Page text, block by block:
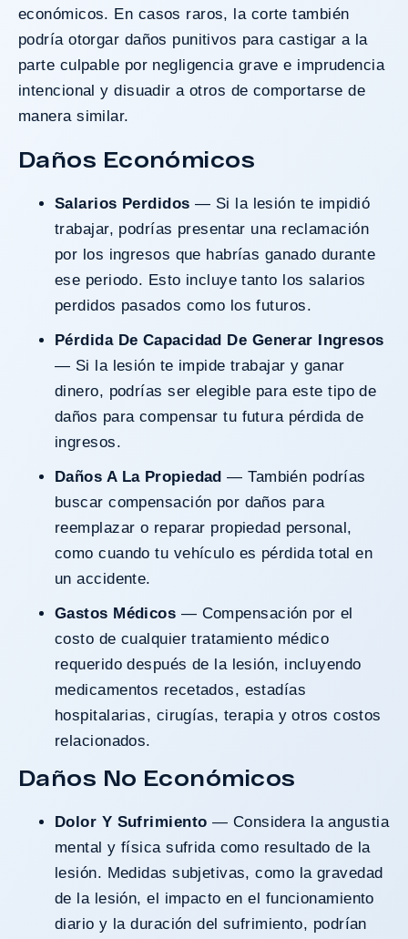
económicos. En casos raros, la corte también
podría otorgar daños punitivos para castigar a la
parte culpable por negligencia grave e imprudencia
intencional y disuadir a otros de comportarse de
manera similar.
Daños Económicos
Salarios Perdidos — Si la lesión te impidió
trabajar, podrías presentar una reclamación
por los ingresos que habrías ganado durante
ese periodo. Esto incluye tanto los salarios
perdidos pasados como los futuros.
Pérdida De Capacidad De Generar Ingresos
— Si la lesión te impide trabajar y ganar
dinero, podrías ser elegible para este tipo de
daños para compensar tu futura pérdida de
ingresos.
Daños A La Propiedad — También podrías
buscar compensación por daños para
reemplazar o reparar propiedad personal,
como cuando tu vehículo es pérdida total en
un accidente.
Gastos Médicos — Compensación por el
costo de cualquier tratamiento médico
requerido después de la lesión, incluyendo
medicamentos recetados, estadías
hospitalarias, cirugías, terapia y otros costos
relacionados.
Daños No Económicos
Dolor Y Sufrimiento — Considera la angustia
mental y física sufrida como resultado de la
lesión. Medidas subjetivas, como la gravedad
de la lesión, el impacto en el funcionamiento
diario y la duración del sufrimiento, podrían